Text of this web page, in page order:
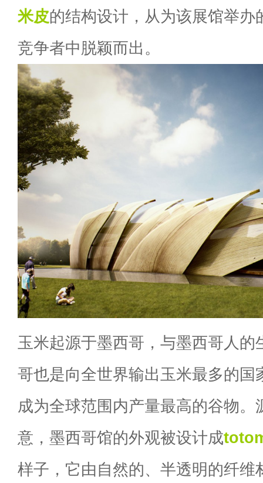
米皮的结构设计，从为该展馆举办
竞争者中脱颖而出。
玉米起源于墨西哥，与墨西哥人的
哥也是向全世界输出玉米最多的国
成为全球范围内产量最高的谷物。
意，墨西哥馆的外观被设计成
样子，它由自然的、半透明的纤维